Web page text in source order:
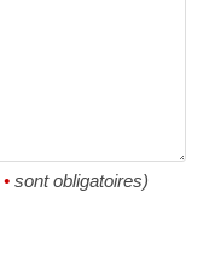
• sont obligatoires)